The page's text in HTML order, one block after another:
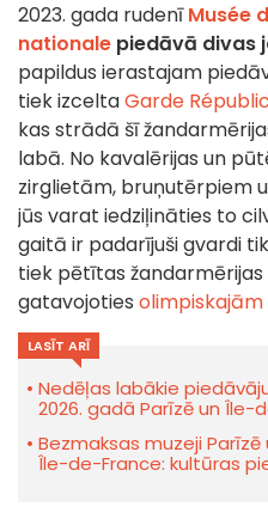
2023. gada rudenīMusée
nationale piedāvā divas
papildus ierastajam
tiek izceltaGarde
kas strādā šī
labā. No kavalērijas un
zirglietām, bruņutērpiem
jūs varat iedziļināties to
gaitā ir padarījuši gvardi
tiek pētītas žandarmērijas
gatavojoties olimpiskajām
LASĪT ARĪ
Nedēļas labākie
2026. gadā Parīzē un Île-
Bezmaksas muzeji
Île-de-France: kultūras